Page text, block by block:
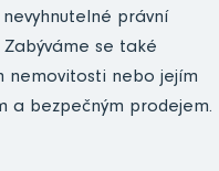
právní
se také
nemovitosti nebo jejím
a bezpečným prodejem.